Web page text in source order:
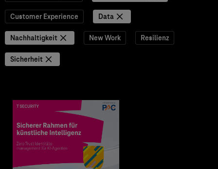
Customer Experience Data
Nachhaltigkeit New Work Resilienz
Sicherheit